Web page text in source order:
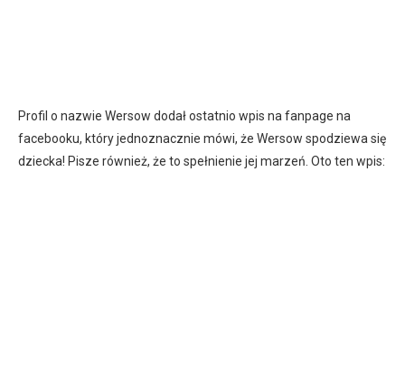
Profil o nazwie Wersow dodał ostatnio wpis na fanpage na
facebooku, który jednoznacznie mówi, że Wersow spodziewa się
dziecka! Pisze również, że to spełnienie jej marzeń. Oto ten wpis: